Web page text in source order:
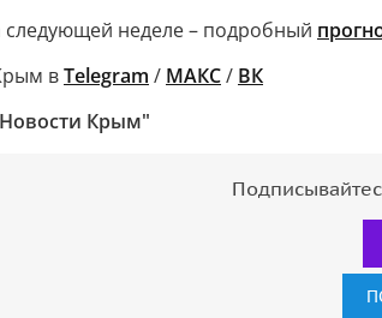
неделе – подробный
вTelegram / МАКС/ ВК
Крым"